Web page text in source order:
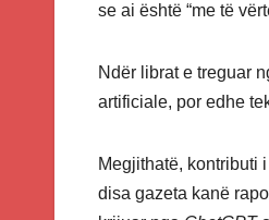
se ai është “me të
Ndër librat e treguar
artificiale, por edhe
Megjithatë, kontributi
disa gazeta kanë